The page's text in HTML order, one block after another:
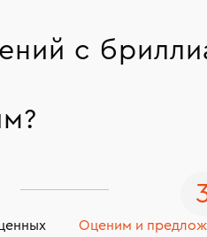
с
Оценим и